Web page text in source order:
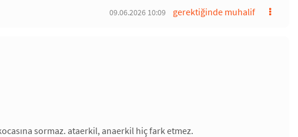
gerektiğinde muhalif
09.06.2026 10:09
sormaz. ataerkil, anaerkil hiç fark etmez.